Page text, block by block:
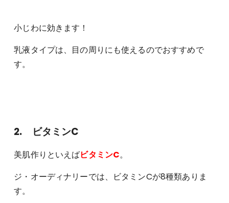
小じわに効きます！
乳液タイプは、目の周りにも使えるのでおすすめで
す。
2. ビタミンC
美肌作りといえばビタミンC。
ジ・オーディナリーでは、ビタミンCが8種類ありま
す。